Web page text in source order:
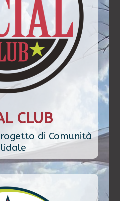
CLUB
di Comunità